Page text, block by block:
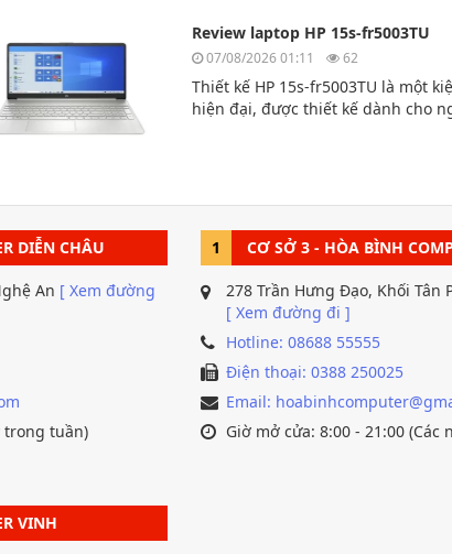
Review laptop HP 15s-fr5003TU
07/08/2026 01:11 62
Thiết kế HP 15s-fr5003TU là một
hiện đại, được thiết kế dành cho
DIỄN CHÂU
An [ Xem đường
trong tuần)
1 CƠ SỞ 3 - HÒA BÌNH
278 Trần Hưng Đạo, Khối Tân
[ Xem đường đi ]
Hotline: 08688 55555
Điện thoại: 0388 250025
Email:
Giờ mở cửa: 8:00 - 21:00 (Các
VINH